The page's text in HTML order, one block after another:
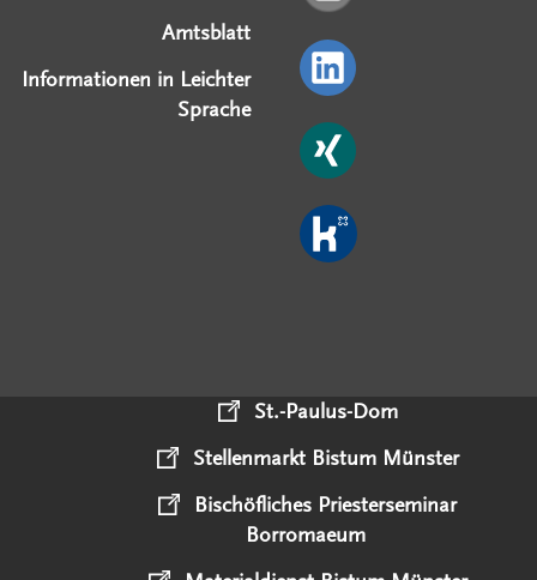
Amtsblatt
Informationen in Leichter
Sprache
St.-Paulus-Dom
Stellenmarkt Bistum Münster
Bischöfliches Priesterseminar
Borromaeum